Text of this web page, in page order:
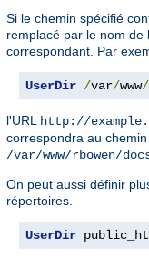
Si le chemin spécifié
remplacé par le nom de
correspondant. Par
UserDir /var/www
l'URL http://
correspondra au
/var/www/rbowen/
On peut aussi définir
répertoires.
UserDir